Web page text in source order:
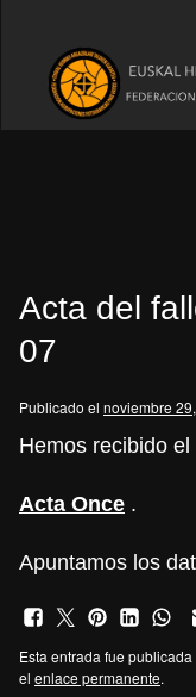
Acta del
07
Publicado el noviembre
Hemos recibido
Acta Once .
Apuntamos los
Esta entrada fue publicada
el enlace permanente.